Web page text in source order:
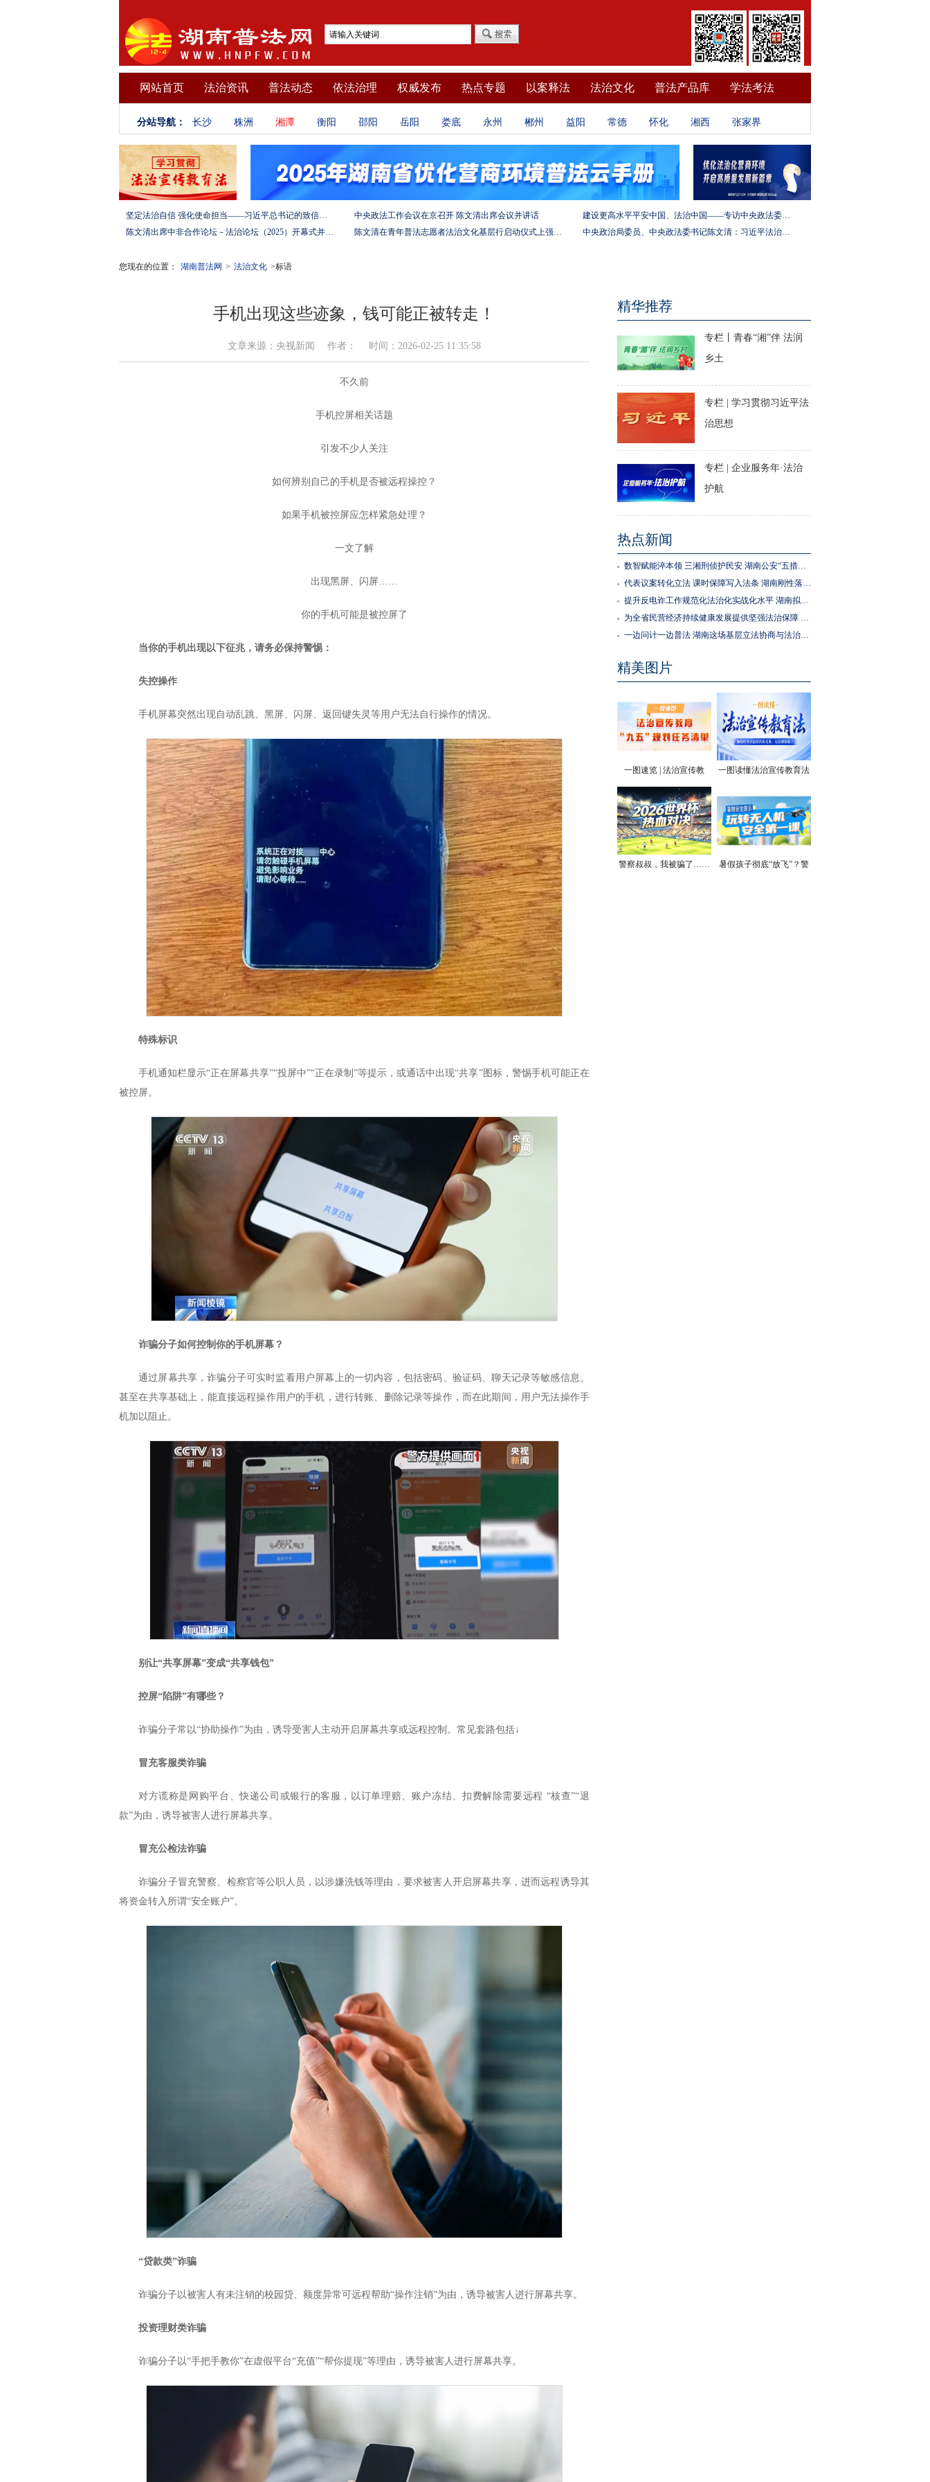
网站首页 法治资讯 普法动态 依法治理 权威发布 热点专题 以案释法 法治文化 普法产品库 学法考法
分站导航： 长沙 株洲 湘潭 衡阳 邵阳 岳阳 娄底 永州 郴州 益阳 常德 怀化 湘西 张家界
坚定法治自信 强化使命担当——习近平总书记的致信激励法学法律工作者投身全面依法治国伟大实践 中央政法工作会议在京召开 陈文清出席会议并讲话
建设更高水平平安中国、法治中国——专访中央政法委秘书长訚柏
陈文清出席中非合作论坛－法治论坛（2025）开幕式并在湖南调研
陈文清在青年普法志愿者法治文化基层行启动仪式上强调 以学习宣传习近平法治思想引领普法工作 中央政治局委员、中央政法委书记陈文清：习近平法治思想是全面依法治国的根本遵循和行动指南
您现在的位置： 湖南普法网 > 法治文化 >标语
手机出现这些迹象，钱可能正被转走！
文章来源：央视新闻 作者： 时间：2026-02-25 11:35:58
不久前
手机控屏相关话题
引发不少人关注
如何辨别自己的手机是否被远程操控？
如果手机被控屏应怎样紧急处理？
一文了解
出现黑屏、闪屏……
你的手机可能是被控屏了
当你的手机出现以下征兆，请务必保持警惕：
失控操作
手机屏幕突然出现自动乱跳、黑屏、闪屏、返回键失灵等用户无法自行操作的情况。
特殊标识
手机通知栏显示“正在屏幕共享”“投屏中”“正在录制”等提示，或通话中出现“共享”图标，警惕手机可能正在
被控屏。
诈骗分子如何控制你的手机屏幕？
通过屏幕共享，诈骗分子可实时监看用户屏幕上的一切内容，包括密码、验证码、聊天记录等敏感信息。
甚至在共享基础上，能直接远程操作用户的手机，进行转账、删除记录等操作，而在此期间，用户无法操作手
机加以阻止。
别让“共享屏幕”变成“共享钱包”
控屏“陷阱”有哪些？
诈骗分子常以“协助操作”为由，诱导受害人主动开启屏幕共享或远程控制。常见套路包括↓
冒充客服类诈骗
对方谎称是网购平台、快递公司或银行的客服，以订单理赔、账户冻结、扣费解除需要远程 “核查”“退
款”为由，诱导被害人进行屏幕共享。
冒充公检法诈骗
诈骗分子冒充警察、检察官等公职人员，以涉嫌洗钱等理由，要求被害人开启屏幕共享，进而远程诱导其
将资金转入所谓“安全账户”。
“贷款类”诈骗
诈骗分子以被害人有未注销的校园贷、额度异常可远程帮助“操作注销”为由，诱导被害人进行屏幕共享。
投资理财类诈骗
诈骗分子以“手把手教你”在虚假平台“充值”“帮你提现”等理由，诱导被害人进行屏幕共享。
精华推荐
专栏丨青春“湘”伴 法润
乡土
专栏 | 学习贯彻习近平法
治思想
专栏 | 企业服务年·法治
护航
热点新闻
数智赋能淬本领 三湘刑侦护民安 湖南公安“五措并举”推进执法规范化建设
代表议案转化立法 课时保障写入法条 湖南刚性落实中小学生体育锻炼要求
提升反电诈工作规范化法治化实战化水平 湖南拟为反电诈工作立法
为全省民营经济持续健康发展提供坚强法治保障 湖南拟出台实施民营经济促进法办法
一边问计一边普法 湖南这场基层立法协商与法治宣传活动走进社区
精美图片
一图速览 | 法治宣传教
育“九五”规划任务清单
一图读懂法治宣传教育法
务，有法律保障了
警察叔叔，我被骗了……
暑假孩子彻底“放飞”？警